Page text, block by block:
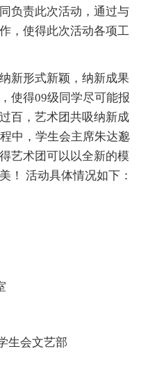
负责此次活动，通过与
，使得此次活动各项工
形式新颖，纳新成果
使得09级同学尽可能报
百，艺术团共吸纳新成
中，学生会主席朱达邈
艺术团可以以全新的模
！ 活动具体情况如下：
会文艺部